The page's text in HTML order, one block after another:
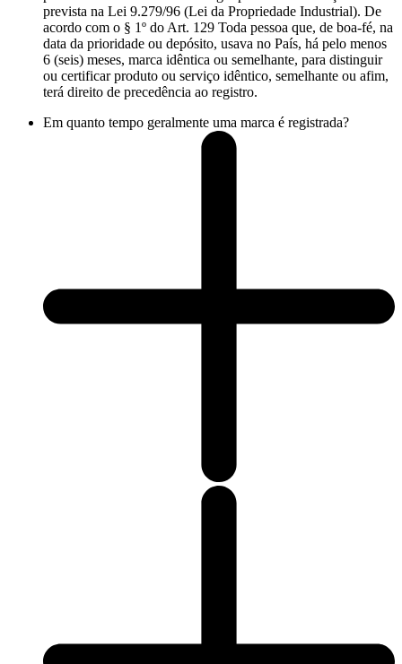
prevista na Lei 9.279/96 (Lei da Propriedade Industrial). De
acordo com o § 1º do Art. 129 Toda pessoa que, de boa-fé, na
data da prioridade ou depósito, usava no País, há pelo menos
6 (seis) meses, marca idêntica ou semelhante, para distinguir
ou certificar produto ou serviço idêntico, semelhante ou afim,
terá direito de precedência ao registro.
Em quanto tempo geralmente uma marca é registrada?